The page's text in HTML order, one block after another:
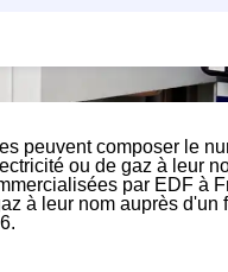
peuvent composer le
ou de gaz à leur
par EDF à
à leur nom auprès